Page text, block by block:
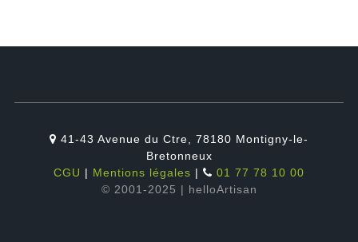
41-43 Avenue du Ctre, 78180 Montigny-le-
Bretonneux
CGU | Mentions légales |
01 77 78 10 00
© 2001-2025 | helloArtisan